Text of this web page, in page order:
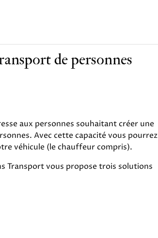
de personnes
aux personnes souhaitant créer une
Avec cette capacité vous pourrez
véhicule (le chauffeur compris).
Transport vous propose trois solutions